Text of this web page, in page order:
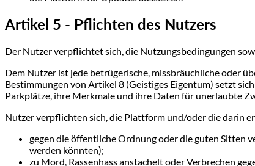
Artikel 5 - Pflichten des Nutzers
Der Nutzer verpflichtet sich, die Nutzungsbedingungen
Dem Nutzer ist jede betrügerische, missbräuchliche oder
Bestimmungen von Artikel 8 (Geistiges Eigentum) setzt
Parkplätze, ihre Merkmale und ihre Daten für unerlaubte
Nutzer verpflichten sich, die Plattform und/oder die darin
gegen die öffentliche Ordnung oder die guten Sitten
werden könnten);
zu Mord, Rassenhass anstachelt oder Verbrechen